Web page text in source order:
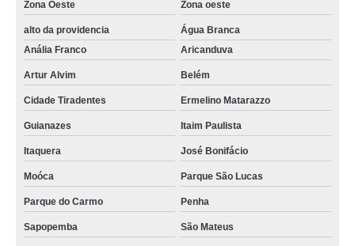
Zona Oeste Zona oeste
alto da providencia
Água Branca
Anália Franco
Aricanduva
Artur Alvim Belém
Cidade Tiradentes Ermelino Matarazzo
Guianazes Itaim Paulista
Itaquera José Bonifácio
Moóca Parque São Lucas
Parque do Carmo Penha
Sapopemba São Mateus